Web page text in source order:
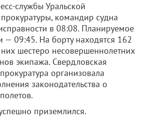
службы Уральской
командир судна
в 08:08. Планируемое
— 09:45. На борту находятся 162
шестеро несовершеннолетних
экипажа. Свердловская
организовала
законодательства о
успешно приземлился.